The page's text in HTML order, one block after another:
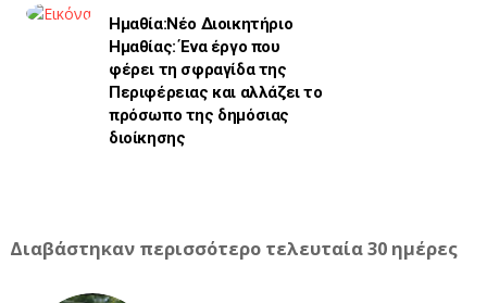
Ημαθία:Νέο Διοικητήριο
Ημαθίας: Ένα έργο που
φέρει τη σφραγίδα της
Περιφέρειας και αλλάζει το
πρόσωπο της δημόσιας
διοίκησης
Διαβάστηκαν περισσότερο τελευταία 30 ημέρες